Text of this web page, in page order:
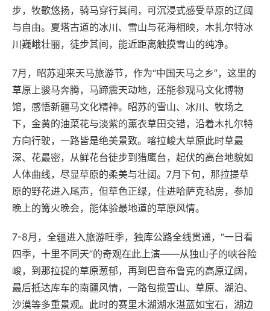
步，牧歌悠扬，骑马穿行其间，可沉浸式感受草原的辽阔
与自由。夏塔古道的冰川、雪山与花海相映，木扎尔特冰
川巍峨壮丽，徒步其间，能近距离触摸雪山的纯净。
7月，昭苏迎来天马旅游节，作为“中国天马之乡”，这里的
草原上骏马奔腾，马蹄震天动地，还能参观马文化博物
馆，感悟新疆马文化精神。昭苏的雪山、冰川、牧场之
下，金黄的油菜花与淡紫的薰衣草田交错，沿着木扎尔特
方向行驶，一路皆是绝美景致。喀拉峻大草原此时草最
深、花最密，从鲜花台徒步到猎鹰台，起伏的高台地貌如
人体曲线，尽显草原的柔美与壮阔。7月下旬，那拉提草
原的野花进入尾声，但草色正绿，住进哈萨克毡房，参加
晚上的篝火晚会，能体验最地道的草原风情。
7-8月，全疆进入旅游旺季，独库公路全线贯通，“一日看
四季，十里不同天”的奇观在此上演——从独山子的峡谷险
峻，到那拉提的草原葱郁，再到巴音布鲁克的高原辽阔，
最后抵达库车的南疆风情，一路包揽雪山、草原、湖泊、
沙漠等多重景观。此时的赛里木湖湖水湛蓝如宝石，湖边